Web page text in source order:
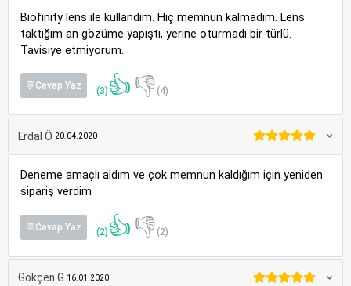
Biofinity lens ile kullandım. Hiç memnun kalmadım. Lens
taktığım an gözüme yapıştı, yerine oturmadı bir türlü.
Tavisiye etmiyorum.
💬Cevap Yaz (3) 👍👎(4)
Erdal Ö 20.04.2020
Deneme amaçlı aldım ve çok memnun kaldığım için yeniden
sipariş verdim
💬Cevap Yaz (2) 👍👎(2)
Gökçen G 16.01.2020